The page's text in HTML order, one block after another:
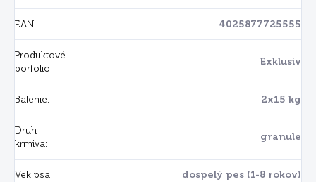
EAN: 4025877725555
Produktové
porfolio:
Exklusiv
Balenie: 2x15 kg
Druh
krmiva:
granule
Vek psa: dospelý pes (1-8 rokov)